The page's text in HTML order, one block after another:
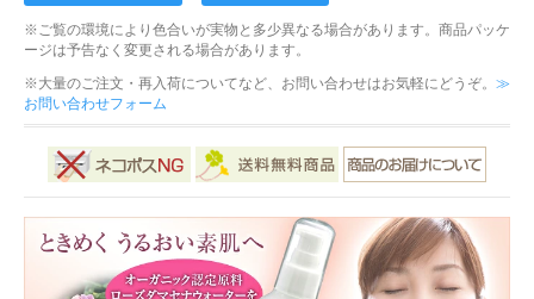
※ご覧の環境により色合いが実物と多少異なる場合があります。商品パッケ
ージは予告なく変更される場合があります。
※大量のご注文・再入荷についてなど、お問い合わせはお気軽にどうぞ。 ≫
お問い合わせフォーム